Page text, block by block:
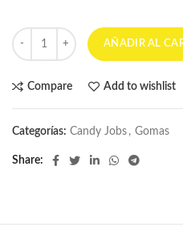
GOMAS VIDAL TARRO
AÑADIR AL
Compare Add to wishlist
Categorías: Candy Jobs , Gomas
Share